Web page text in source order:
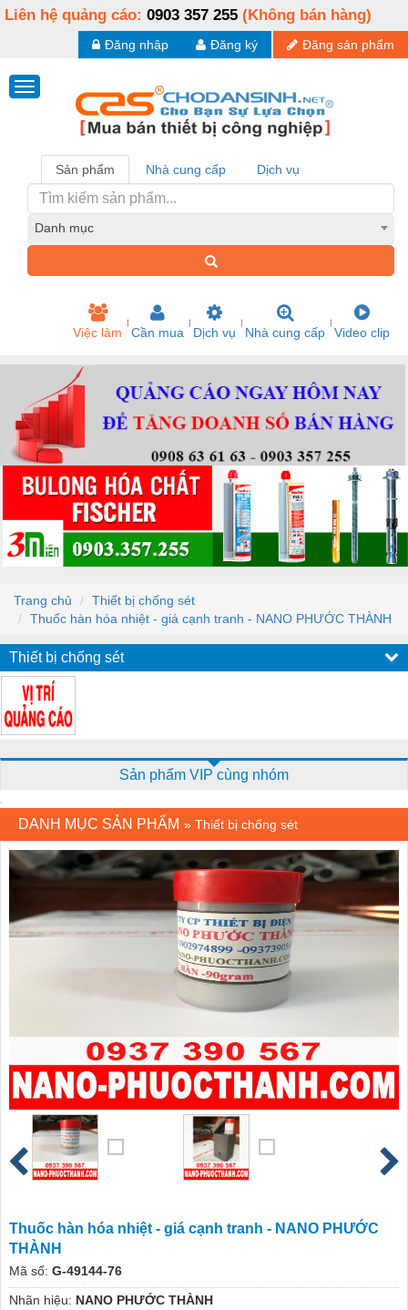
Liên hệ quảng cáo: 0903 357 255 (Không bán hàng)
Đăng sản phẩm
Đăng ký
Đăng nhập
Sản phẩm Nhà cung cấp Dịch vụ
Danh mục
Việc làm Cần mua Dịch vụ Nhà cung cấp Video clip
Trang chủ
Thiết bị chống sét
Thuốc hàn hóa nhiệt - giá cạnh tranh - NANO PHƯỚC THÀNH
Thiết bị chống sét
Sản phẩm VIP cùng nhóm
DANH MỤC SẢN PHẨM » Thiết bị chống sét
Thuốc hàn hóa nhiệt - giá cạnh tranh - NANO PHƯỚC
THÀNH
Mã số: G-49144-76
Nhãn hiệu: NANO PHƯỚC THÀNH